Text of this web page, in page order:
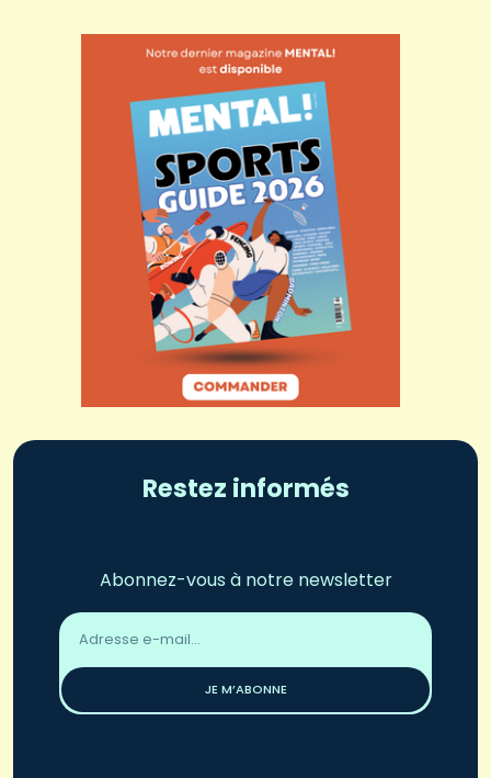
Restez informés
Abonnez-vous à notre newsletter
Adresse
email
JE M’ABONNE